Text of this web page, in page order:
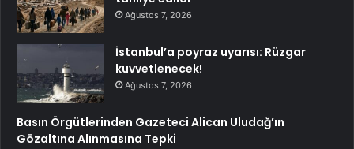
Ağustos 7, 2026
İstanbul’a poyraz uyarısı: Rüzgar
kuvvetlenecek!
Ağustos 7, 2026
Basın Örgütlerinden Gazeteci Alican Uludağ’ın
Gözaltına Alınmasına Tepki